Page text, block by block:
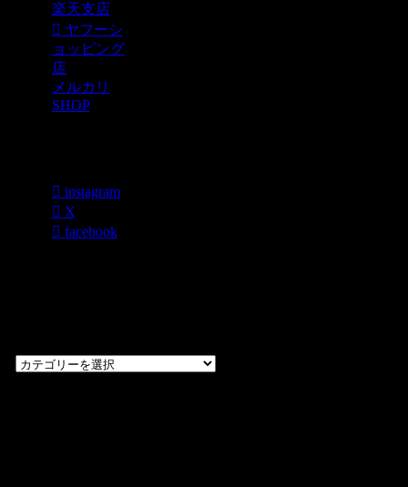
楽天支店
ヤフーシ
ョッピング
店
メルカリ
SHOP
instagram
X
facebook
過